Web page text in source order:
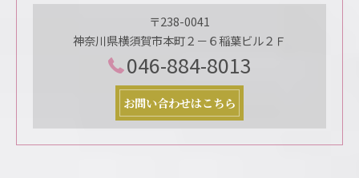
〒238-0041
神奈川県横須賀市本町２－６稲葉ビル２Ｆ
046-884-8013
お問い合わせはこちら